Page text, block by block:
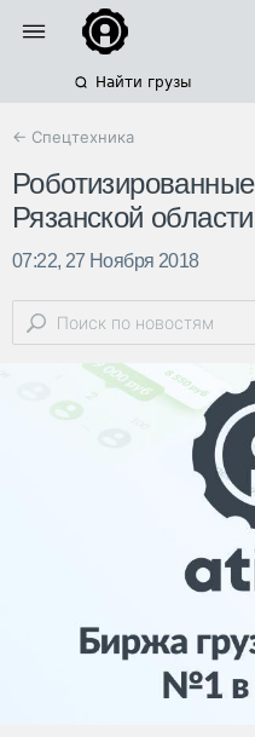
Найти грузы
← Спецтехника
Рязанской области
07:22, 27 Ноября 2018